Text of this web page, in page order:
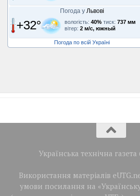
Погода у Львові
+32° вологість: 40% тиск: 737 мм
вітер: 2 м/с, южный
Погода по всій Україні
Українська технічна
Використання матеріалів
умови посилання на «Українську